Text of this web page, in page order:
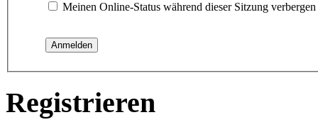
Meinen Online-Status während dieser Sitzung verbergen
Registrieren